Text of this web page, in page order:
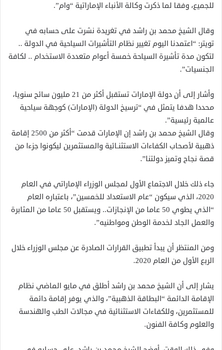
للجميع، وفقا لما ذكرت وكالة الأنباء الإماراتية “وام”.
وقال الشيخ محمد بن راشد في تغريدة نشرت على حسابه في
تويتر: “اعتمدنا اليوم تغيير نظام التأشيرات السياحية في الدولة ..
لتكون مدة تأشيرة السياحة خمسة أعوام متعددة الاستخدام .. لكافة
الجنسيات”.
وأشار إلى أن دولة الإمارات تستقبل أكثر من 21 مليون سائح سنويا،
محددا هدفا يتمثل في “ترسيخ الدولة (الإمارات) كوجهة سياحية
عالمية رئيسية”.
وقال الشيخ محمد بن راشد إن الإمارات قدمت “أكثر من 2500 إقامة
ذهبية لأصحاب الكفاءات الاستثنـائية والمستثمرين ليكونوا جزءا من
قصة نجاح وتميز دولتنا”.
جاء ذلك خلال الاجتماع الأول لمجلس الوزراء الإماراتي في العام
2020، الذي سيكون “عام الاستعداد للخمسين”، باعتباره العام
“الذي يطوي 50 عاما من الإنجازات.. ويستقبل 50 عاما من المثابرة
والعمل الجاد لخدمة الوطن ومواطنيه”.
ومن المنتظر أن يبدأ تطبيق القرارات الصادرة عن مجلس الوزراء خلال
الربع الأول من العام 2020.
يشار إلى أن الشيخ محمد بن راشد أطلق في مايو الماضي نظام
الإقامة الدائمة “البطاقة الذهبية”، والذي يوفر إقامة دائمة
للمستثمرين، وللكفاءات الاستثنائية في مجالات الطب والهندسة
والعلوم وكافة الفنون.